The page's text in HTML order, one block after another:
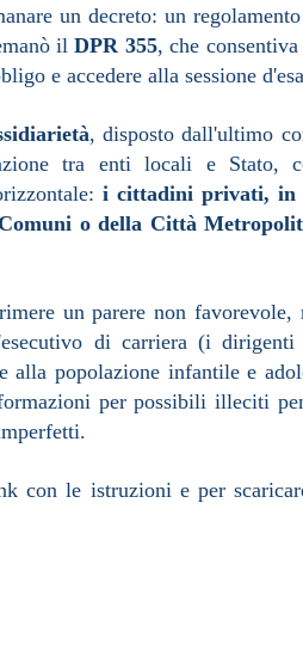
un decreto: un
ilDPR 355, che
e accedere alla sessione
, disposto dall'ultimo
tra enti locali e Stato,
i cittadini privati, in
o della Città
un parere non favorevole,
di carriera (i
alla popolazione infantile e
per possibili illeciti
con le istruzioni e per